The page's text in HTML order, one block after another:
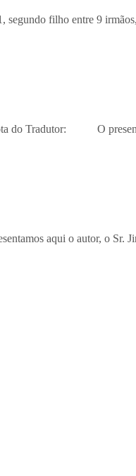
filho entre 9
do Tradutor: O presente
aqui o autor,